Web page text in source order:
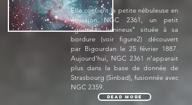
Elle contient la petite nébuleuse en
émission NGC 2361, un petit
"grumeau lumineux" située à sa
bordure (voir ﬁgure2) découvert
par Bigourdan le 25 février 1887.
Aujourd’hui, NGC 2361 n’apparait
plus dans la base de donnée de
Strasbourg (Sinbad), fusionnée avec
NGC 2359.
Read More